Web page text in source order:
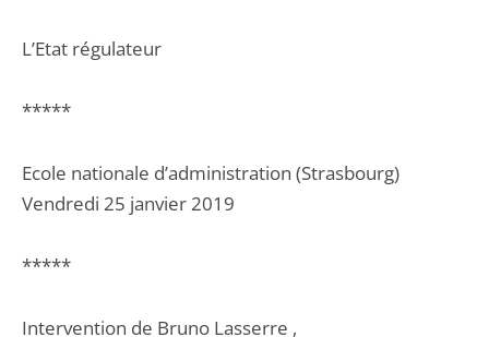
L’Etat régulateur
*****
Ecole nationale d’administration (Strasbourg)
Vendredi 25 janvier 2019
*****
Intervention de Bruno Lasserre ,